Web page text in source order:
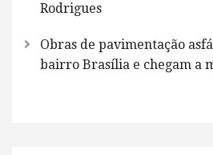
Rodrigues
Obras de pavimentação
bairro Brasília e chegam a